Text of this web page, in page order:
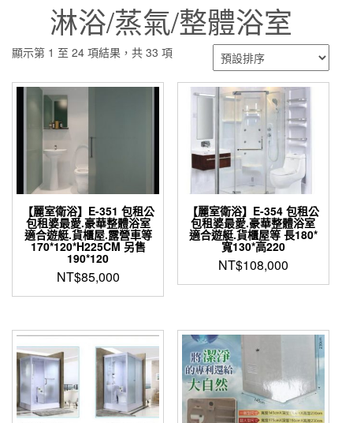
淋浴/蒸氣/整體浴室
顯示第 1 至 24 項結果，共 33 項
【麗室衛浴】E-351 包租公
包租婆最愛.豪華整體浴室
適合遊艇.貨櫃屋.露營車等
170*120*H225CM 另售
190*120
NT$85,000
【麗室衛浴】E-354 包租公
包租婆最愛.豪華整體浴室
適合遊艇.貨櫃屋等 長180*
寬130*高220
NT$108,000